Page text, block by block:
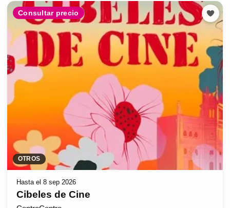
Consultar precio
OTROS
Hasta el 8 sep 2026
Cibeles de Cine